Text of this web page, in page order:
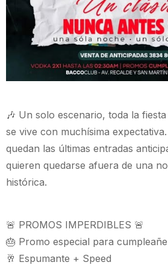
🎶 Un solo escenario, toda la
se vive con muchísima
quedan las últimas entradas
quieren quedarse afuera de una
histórica.
🚨 PROMOS IMPERDIBLES 🚨
🎂 Promo especial para
🥂 Espumante + Speed